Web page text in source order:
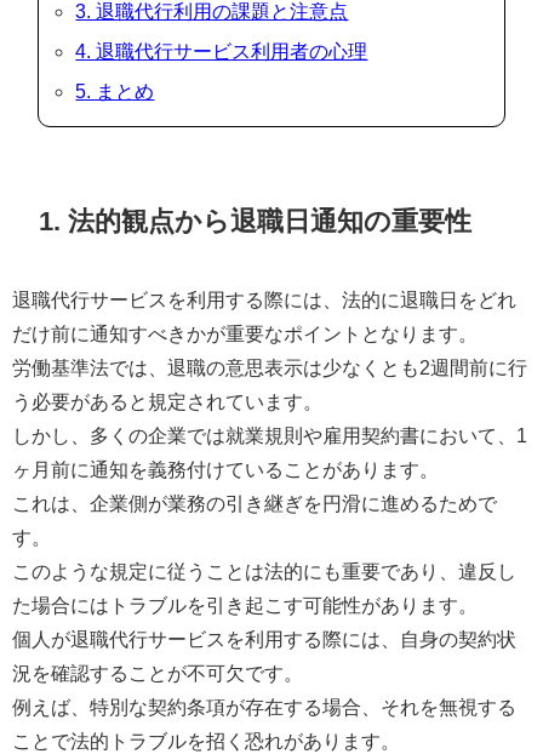
3. 退職代行利用の課題と注意点
4. 退職代行サービス利用者の心理
5. まとめ
1. 法的観点から退職日通知の重要性
退職代行サービスを利用する際には、法的に退職日をどれ
だけ前に通知すべきかが重要なポイントとなります。
労働基準法では、退職の意思表示は少なくとも2週間前に行
う必要があると規定されています。
しかし、多くの企業では就業規則や雇用契約書において、1
ヶ月前に通知を義務付けていることがあります。
これは、企業側が業務の引き継ぎを円滑に進めるためで
す。
このような規定に従うことは法的にも重要であり、違反し
た場合にはトラブルを引き起こす可能性があります。
個人が退職代行サービスを利用する際には、自身の契約状
況を確認することが不可欠です。
例えば、特別な契約条項が存在する場合、それを無視する
ことで法的トラブルを招く恐れがあります。